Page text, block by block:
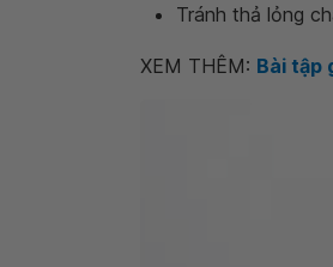
Tránh thả lỏng
XEM THÊM: Bài tập